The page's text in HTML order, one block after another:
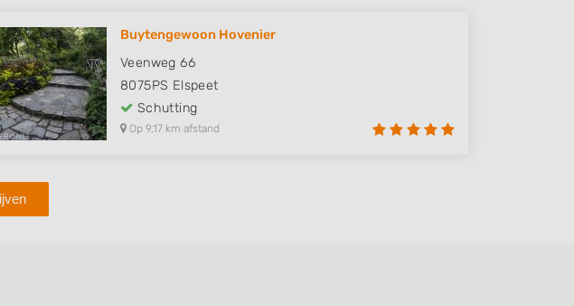
Buytengewoon Hovenier
Veenweg 66
8075PS Elspeet
Schutting
Op 9,17 km afstand